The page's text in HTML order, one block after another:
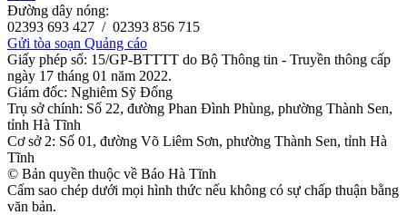
Đường dây nóng:
02393 693 427 / 02393 856 715
Gửi tòa soạn Quảng cáo
Giấy phép số: 15/GP-BTTTT do Bộ Thông tin - Truyền thông cấp
ngày 17 tháng 01 năm 2022.
Giám đốc: Nghiêm Sỹ Đống
Trụ sở chính: Số 22, đường Phan Đình Phùng, phường Thành Sen,
tỉnh Hà Tĩnh
Cơ sở 2: Số 01, đường Võ Liêm Sơn, phường Thành Sen, tỉnh Hà
Tĩnh
© Bản quyền thuộc về Báo Hà Tĩnh
Cấm sao chép dưới mọi hình thức nếu không có sự chấp thuận bằng
văn bản.